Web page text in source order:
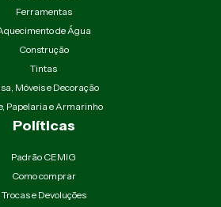
Ferramentas
de Água
Construção
Tintas
Móveis e Decoração
Papelaria e Armarinho
Políticas
Padrão CEMIG
Como comprar
Trocas e Devoluções